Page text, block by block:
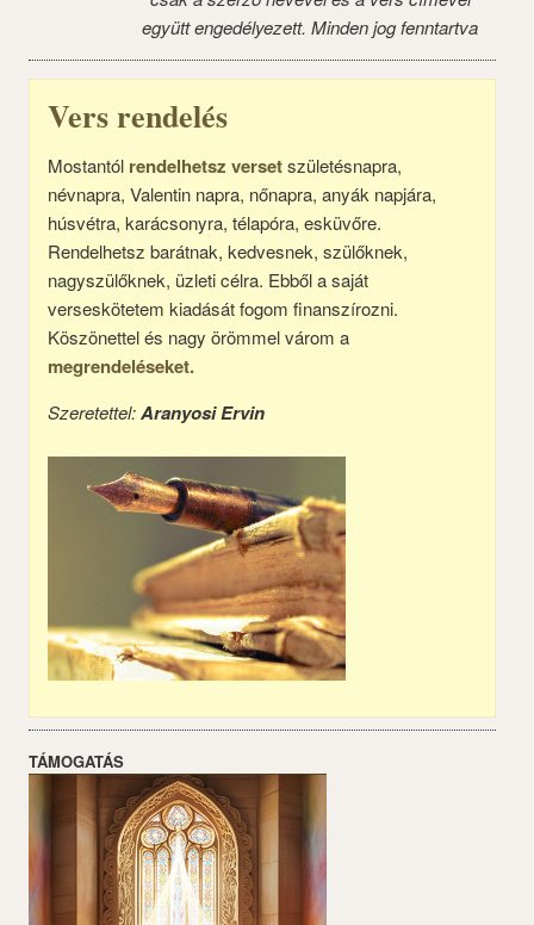
együtt engedélyezett. Minden jog fenntartva
Vers rendelés
Mostantól rendelhetsz versetszületésnapra,
névnapra, Valentin napra, nőnapra, anyák napjára,
húsvétra, karácsonyra, télapóra, esküvőre.
Rendelhetsz barátnak, kedvesnek, szülőknek,
nagyszülőknek, üzleti célra. Ebből a saját
verseskötetem kiadását fogom finanszírozni.
Köszönettel és nagy örömmel várom a
megrendeléseket.
Szeretettel:Aranyosi Ervin
TÁMOGATÁS